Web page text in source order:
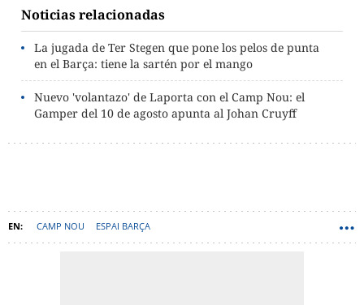
Noticias relacionadas
La jugada de Ter Stegen que pone los pelos de punta
en el Barça: tiene la sartén por el mango
Nuevo 'volantazo' de Laporta con el Camp Nou: el
Gamper del 10 de agosto apunta al Johan Cruyff
CAMP NOU ESPAI BARÇA